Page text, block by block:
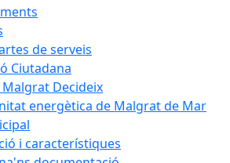
de serveis
Ciutadana
Decideix
energètica de Malgrat de Mar
i característiques